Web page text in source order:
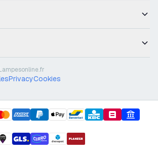
PrivacyCookies